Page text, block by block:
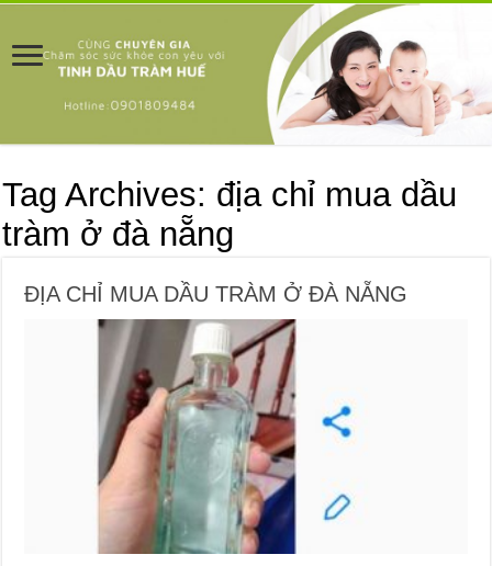
Tag Archives: địa chỉ mua dầu
tràm ở đà nẵng
ĐỊA CHỈ MUA DẦU TRÀM Ở ĐÀ NẴNG